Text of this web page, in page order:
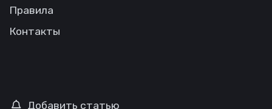
Правила
Контакты
Добавить статью